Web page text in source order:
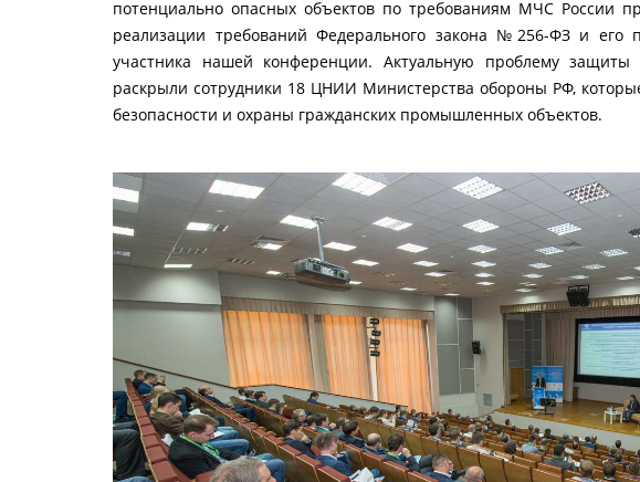
потенциально опасных объектов по требованиям МЧС России
реализации требований Федерального закона №256-ФЗ и его
участника нашей конференции. Актуальную проблему защиты
раскрыли сотрудники 18 ЦНИИ Министерства обороны РФ,
безопасности и охраны гражданских промышленных объектов.